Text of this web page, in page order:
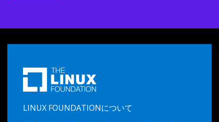
LINUX FOUNDATIONについて